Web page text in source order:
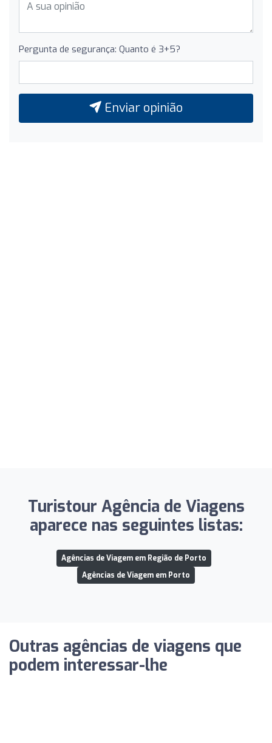
Pergunta de segurança: Quanto é 3+5?
Enviar opinião
Turistour Agência de Viagens
aparece nas seguintes listas:
Agências de Viagem em Região de Porto
Agências de Viagem em Porto
Outras agências de viagens que
podem interessar-lhe